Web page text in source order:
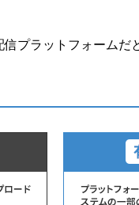
プラットフォームだ